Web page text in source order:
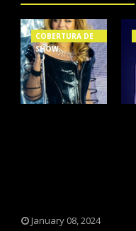
COBERTURA DE
SHOW
January 08, 2024